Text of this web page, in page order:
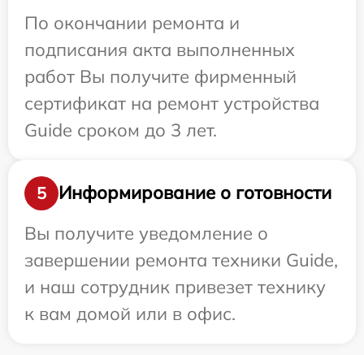
По окончании ремонта и
подписания акта выполненных
работ Вы получите фирменный
сертификат на ремонт устройства
Guide сроком до 3 лет.
5
Информирование о готовности
Вы получите уведомление о
завершении ремонта техники Guide,
и наш сотрудник привезет технику
к вам домой или в офис.